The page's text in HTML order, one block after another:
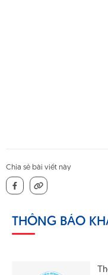
Chia sẻ bài viết này
THÔNG BÁO